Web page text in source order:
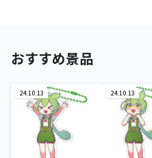
おすすめ景品
24.10.13 24.10.13